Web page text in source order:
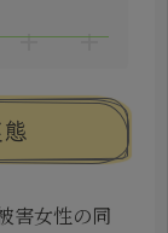
害女性の同